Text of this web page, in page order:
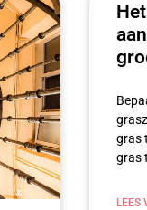
gras
gras
LEES